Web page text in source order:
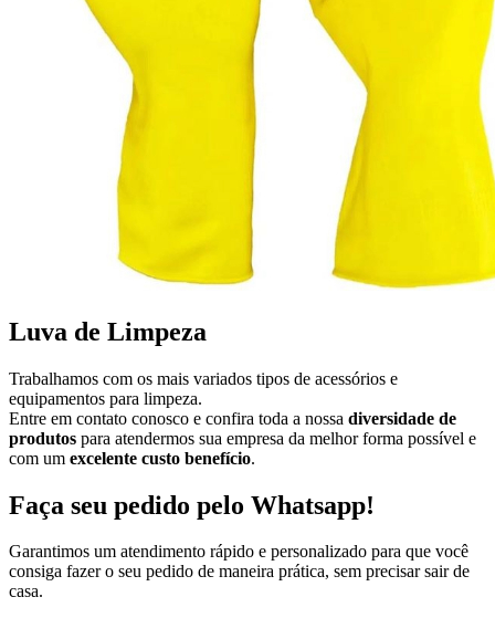
Luva de Limpeza
Trabalhamos com os mais variados tipos de acessórios e
equipamentos para limpeza.
Entre em contato conosco e confira toda a nossa diversidade de
produtos para atendermos sua empresa da melhor forma possível e
com um excelente custo benefício.
Faça seu pedido pelo Whatsapp!
Garantimos um atendimento rápido e personalizado para que você
consiga fazer o seu pedido de maneira prática, sem precisar sair de
casa.